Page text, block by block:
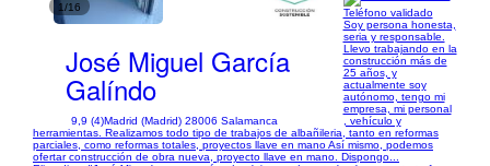
1/16
José Miguel García
Galíndo
9,9 (4)Madrid (Madrid) 28006 Salamanca
Teléfono validado
Soy persona honesta,
seria y responsable.
Llevo trabajando en la
construcción más de
25 años, y
actualmente soy
autónomo, tengo mi
empresa, mi personal
, vehículo y
herramientas. Realizamos todo tipo de trabajos de albañileria, tanto en reformas
parciales, como reformas totales, proyectos llave en mano Así mismo, podemos
ofertar construcción de obra nueva, proyecto llave en mano. Dispongo...